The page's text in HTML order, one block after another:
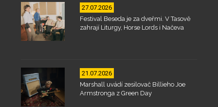
27.07.2026
Festival Beseda je za dveřmi. V Tasově
zahrají Liturgy, Horse Lords i Načeva
21.07.2026
Marshall uvádí zesilovač Billieho Joe
Armstronga z Green Day